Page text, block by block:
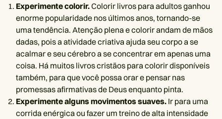
Experimente colorir.Colorir livros para adultos ganhou
enorme popularidade nos últimos anos, tornando-se
uma tendência. Atenção plena e colorir andam de mãos
dadas, pois a atividade criativa ajuda seu corpo a se
acalmar e seu cérebro a se concentrar em apenas uma
coisa. Há muitos livros cristãos para colorir disponíveis
também, para que você possa orar e pensar nas
promessas afirmativas de Deus enquanto pinta.
Experimente alguns movimentos suaves. Ir para uma
corrida enérgica ou fazer um treino de alta intensidade